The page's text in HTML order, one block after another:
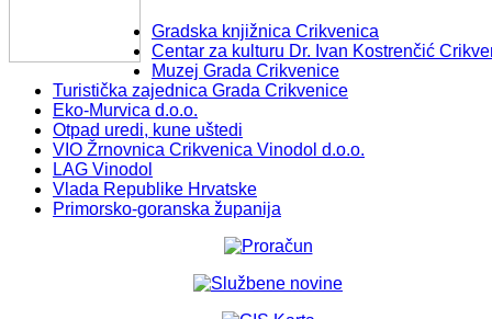
Gradska knjižnica Crikvenica
Centar za kulturu Dr. Ivan Kostrenčić
Muzej Grada Crikvenice
Turistička zajednica Grada Crikvenice
Eko-Murvica d.o.o.
Otpad uredi, kune uštedi
VIO Žrnovnica Crikvenica Vinodol d.o.o.
LAG Vinodol
Vlada Republike Hrvatske
Primorsko-goranska županija